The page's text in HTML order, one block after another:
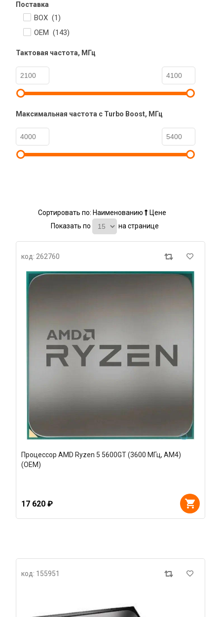
Поставка
BOX (1)
OEM (143)
Тактовая частота, МГц
Максимальная частота с Turbo Boost, МГц
Сортировать по: Наименованию
Цене
Показать по
на странице
код: 262760
Процессор AMD Ryzen 5 5600GT (3600 МГц, AM4)
(OEM)
17 620 ₽
код: 155951